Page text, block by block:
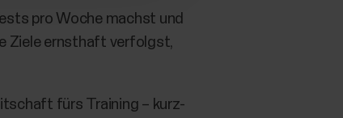
pro Woche machst und
Ziele ernsthaft verfolgst,
fürs Training – kurz-